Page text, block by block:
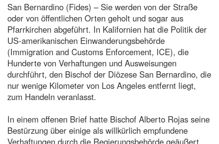
San Bernardino (Fides) – Sie werden von der Straße
oder von öffentlichen Orten geholt und sogar aus
Pfarrkirchen abgeführt. In Kalifornien hat die Politik der
US-amerikanischen Einwanderungsbehörde
(Immigration and Customs Enforcement, ICE), die
Hunderte von Verhaftungen und Ausweisungen
durchführt, den Bischof der Diözese San Bernardino, die
nur wenige Kilometer von Los Angeles entfernt liegt,
zum Handeln veranlasst.
In einem offenen Brief hatte Bischof Alberto Rojas seine
Bestürzung über einige als willkürlich empfundene
Verhaftungen durch die Regierungsbehörde geäußert,